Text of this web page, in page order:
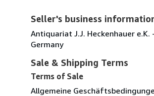
Seller's business
Antiquariat J.J. Heckenhauer e.K.
Germany
Sale & Shipping Terms
Terms of Sale
Allgemeine